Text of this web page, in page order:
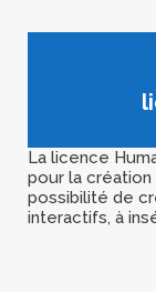
La licence
pour la création
possibilité de
interactifs, à